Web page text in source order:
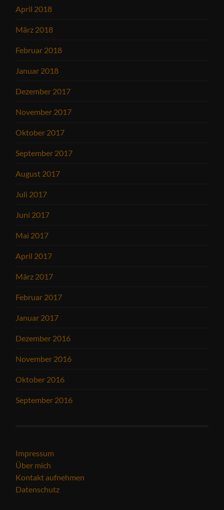
April 2018
März 2018
Februar 2018
Januar 2018
Dezember 2017
November 2017
Oktober 2017
September 2017
August 2017
Juli 2017
Juni 2017
Mai 2017
April 2017
März 2017
Februar 2017
Januar 2017
Dezember 2016
November 2016
Oktober 2016
September 2016
Impressum
Über mich
Kontakt aufnehmen
Datenschutz